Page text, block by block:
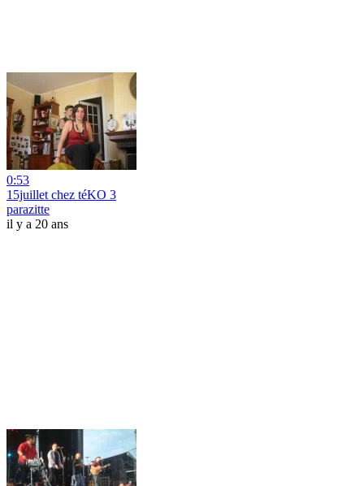
0:53
15juillet chez téKO 3
parazitte
il y a 20 ans